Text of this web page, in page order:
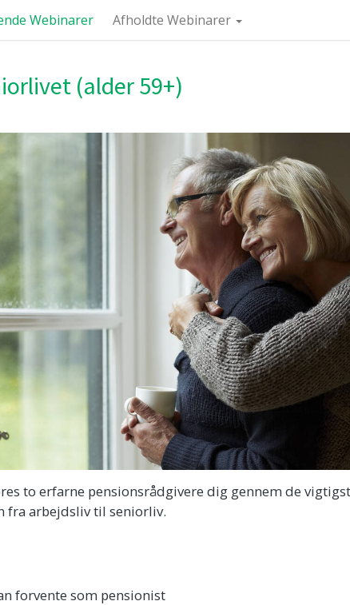
Webinarer Afholdte Webinarer
(alder 59+)
to erfarne pensionsrådgivere dig gennem de
fra arbejdsliv til seniorliv.
forvente som pensionist